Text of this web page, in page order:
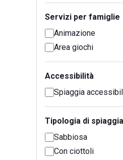
Servizi per famiglie
Animazione
Area giochi
Accessibilità
Spiaggia
Tipologia di spiaggia
Sabbiosa
Con ciottoli